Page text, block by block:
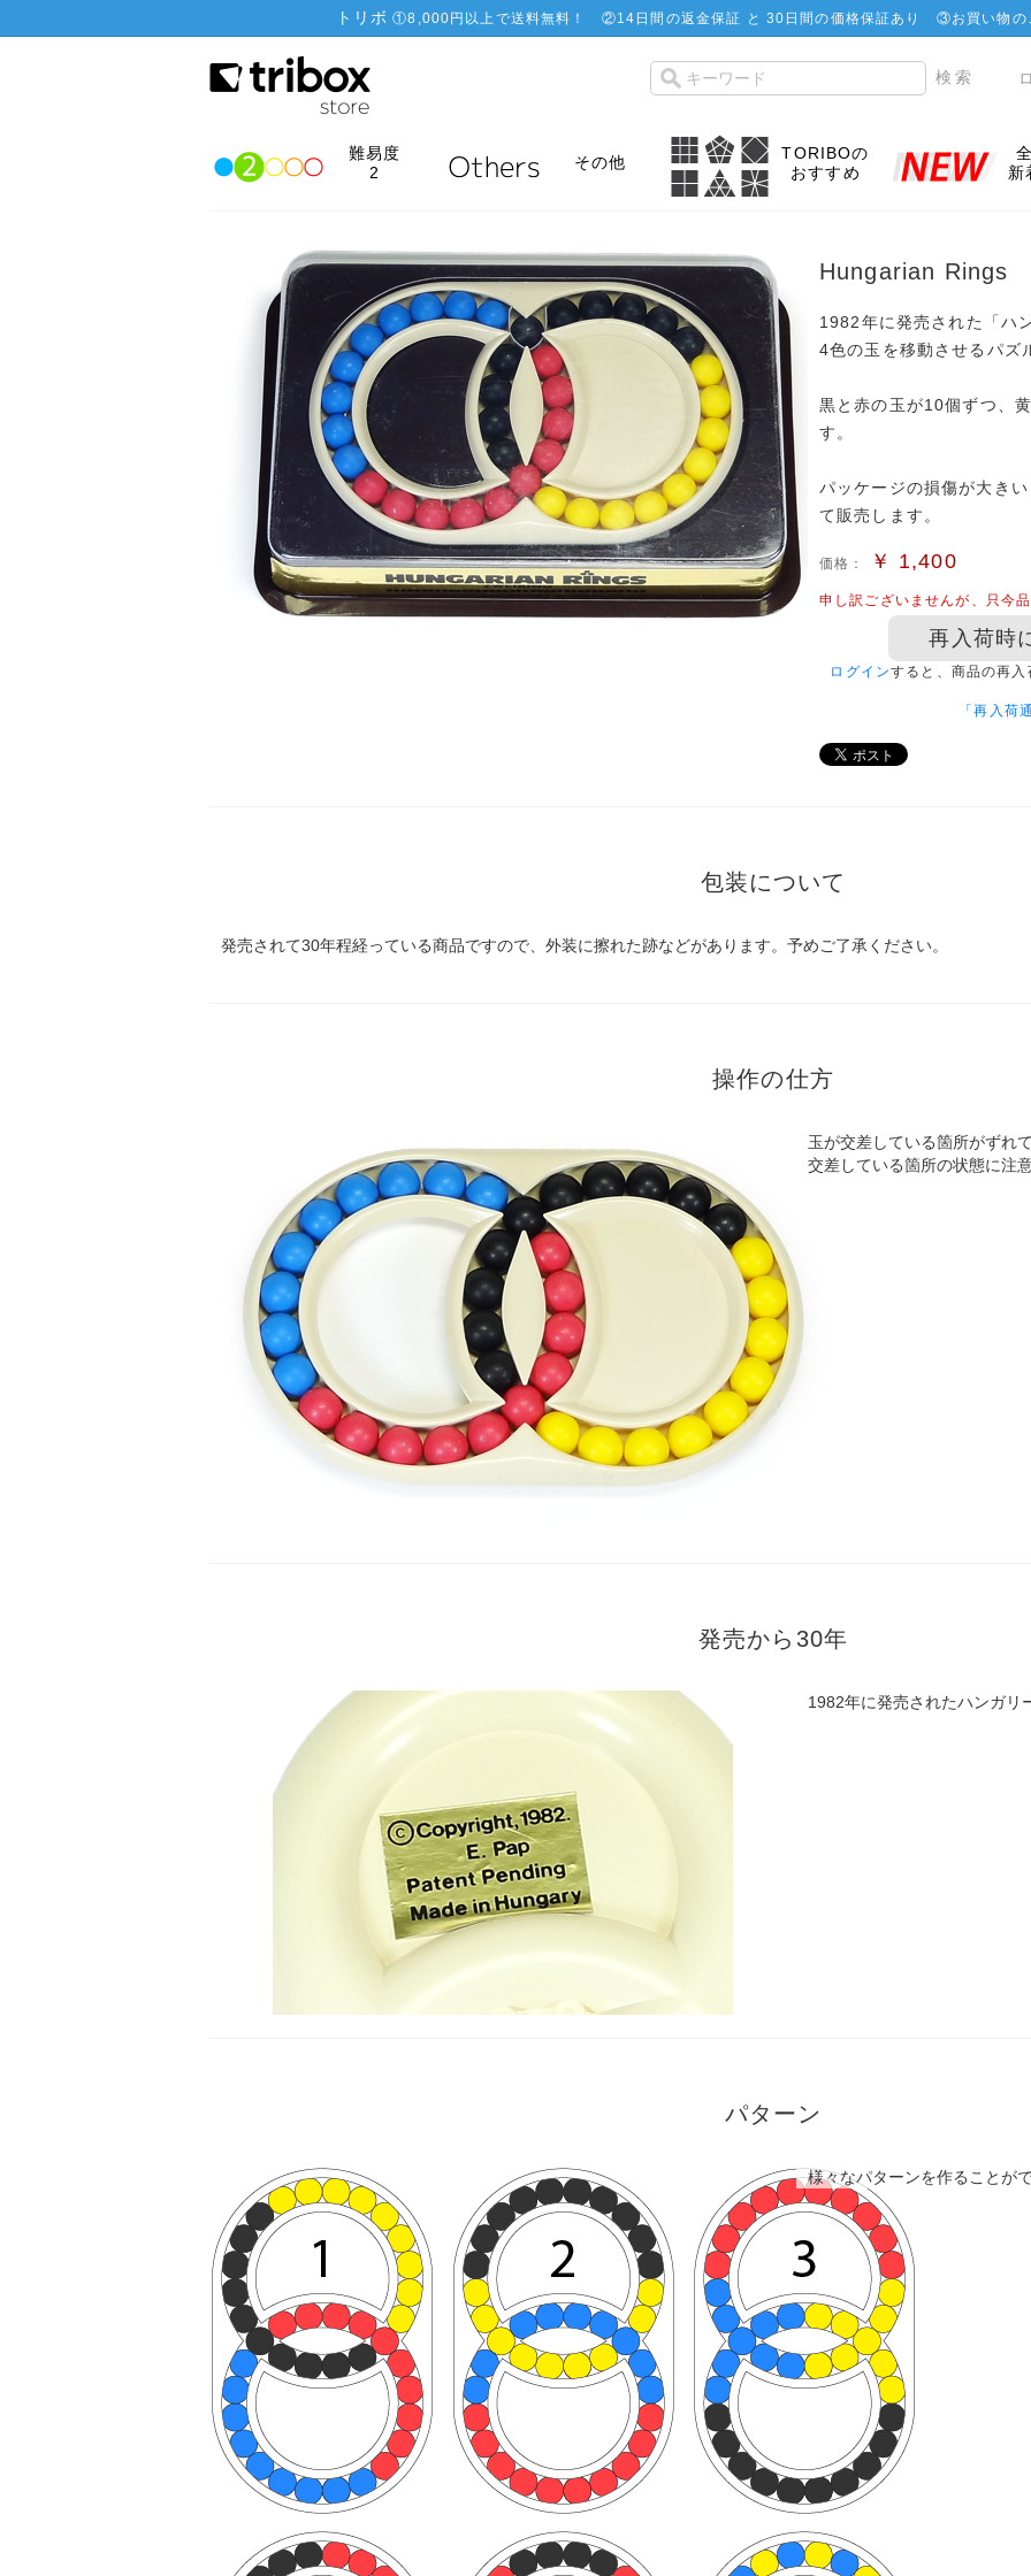
トリボ ①8,000円以上で送料無料！ ②14日間の返金保証 と 30日間の価格保証あり ③お買い物の
難易度
2
その他
TORIBOの
おすすめ
新
Hungarian Rings
1982年に発売された「ハ
4色の玉を移動させるパズ
黒と赤の玉が10個ずつ、
す。
パッケージの損傷が大き
て販売します。
価格： ￥ 1,400
申し訳ございませんが、只今品
再入荷時
ログインすると、商品の再入
「再入荷
包装について
発売されて30年程経っている商品ですので、外装に擦れた跡などがあります。予めご了承ください。
操作の仕方
玉が交差している箇所がずれ
交差している箇所の状態に注
発売から30年
1982年に発売されたハンガリ
パターン
様々なパターンを作ることがで